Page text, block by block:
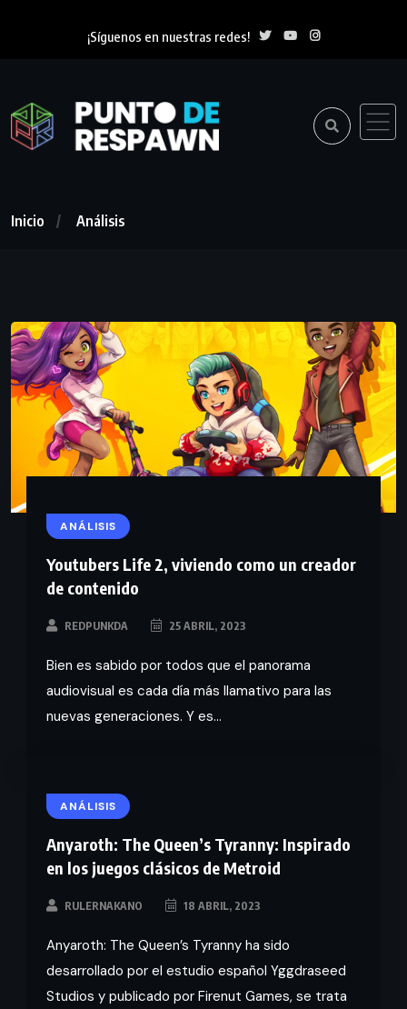
¡Síguenos en nuestras redes!
Inicio Análisis
ANÁLISIS
Youtubers Life 2, viviendo como un creador
de contenido
REDPUNKDA 25 ABRIL, 2023
Bien es sabido por todos que el panorama
audiovisual es cada día más llamativo para las
nuevas generaciones. Y es...
ANÁLISIS
Anyaroth: The Queen’s Tyranny: Inspirado
en los juegos clásicos de Metroid
RULERNAKANO 18 ABRIL, 2023
Anyaroth: The Queen’s Tyranny ha sido
desarrollado por el estudio español Yggdraseed
Studios y publicado por Firenut Games, se trata